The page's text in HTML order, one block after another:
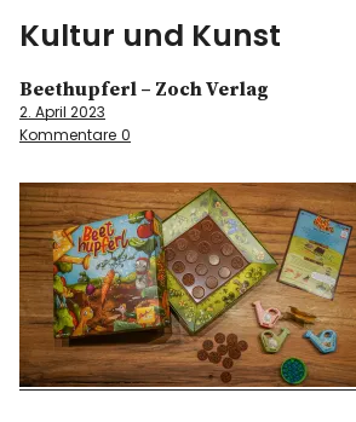
Kultur und Kunst
kultur & kunst
Spiele
Konzerte
Museen bei…
Beethupferl – Zoch Verlag
2. April 2023
Kommentare 0